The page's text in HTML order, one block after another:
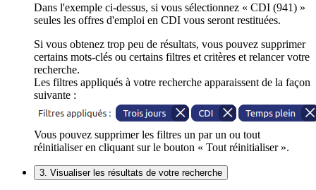
Dans l'exemple ci-dessus, si vous sélectionnez « CDI (941) »
seules les offres d'emploi en CDI vous seront restituées.
Si vous obtenez trop peu de résultats, vous pouvez supprimer
certains mots-clés ou certains filtres et critères et relancer votre
recherche.
Les filtres appliqués à votre recherche apparaissent de la façon
suivante :
Vous pouvez supprimer les filtres un par un ou tout
réinitialiser en cliquant sur le bouton « Tout réinitialiser ».
3. Visualiser les résultats de votre recherche